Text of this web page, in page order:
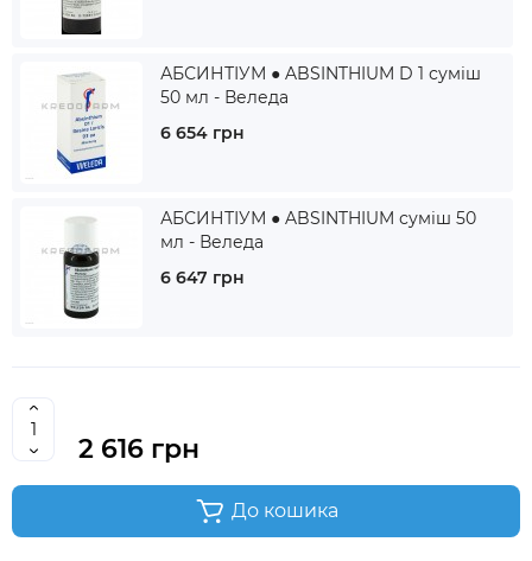
АБСИНТІУМ ● ABSINTHIUM D 1 суміш
50 мл - Веледа
6 654 грн
АБСИНТІУМ ● ABSINTHIUM суміш 50
мл - Веледа
6 647 грн
2 616 грн
До кошика